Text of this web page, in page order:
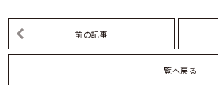
前の記事
一覧へ戻る